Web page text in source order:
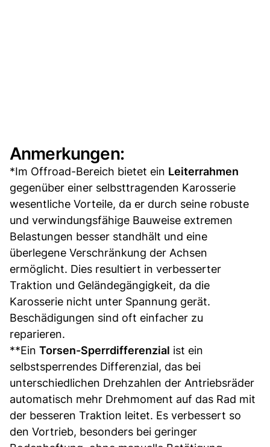
Anmerkungen:
*Im Offroad-Bereich bietet ein Leiterrahmen
gegenüber einer selbsttragenden Karosserie
wesentliche Vorteile, da er durch seine robuste
und verwindungsfähige Bauweise extremen
Belastungen besser standhält und eine
überlegene Verschränkung der Achsen
ermöglicht. Dies resultiert in verbesserter
Traktion und Geländegängigkeit, da die
Karosserie nicht unter Spannung gerät.
Beschädigungen sind oft einfacher zu
reparieren.
**Ein Torsen-Sperrdifferenzial ist ein
selbstsperrendes Differenzial, das bei
unterschiedlichen Drehzahlen der Antriebsräder
automatisch mehr Drehmoment auf das Rad mit
der besseren Traktion leitet. Es verbessert so
den Vortrieb, besonders bei geringer